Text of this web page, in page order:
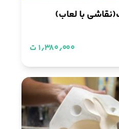
با لعاب)
۱٫۳۸۰٫۰۰۰ ت